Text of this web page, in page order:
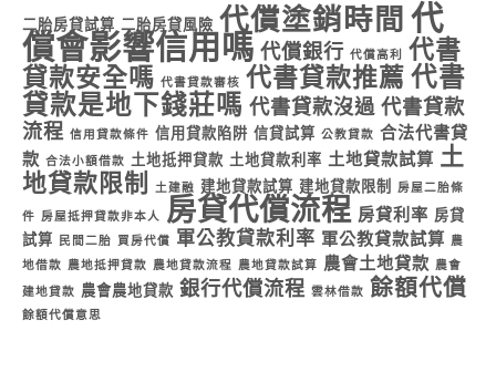
二胎房貸試算 二胎房貸風險 代償塗銷時間 代
償會影響信用嗎 代償銀行 代償高利
代書
貸款安全嗎 代書貸款審核 代書貸款推薦 代書
貸款是地下錢莊嗎 代書貸款沒過 代書貸款
流程 信用貸款條件 信用貸款陷阱 信貸試算 公教貸款 合法代書貸
款 合法小額借款 土地抵押貸款 土地貸款利率 土地貸款試算 土
地貸款限制
土建融 建地貸款試算 建地貸款限制 房屋二胎條
件 房屋抵押貸款非本人 房貸代償流程 房貸利率 房貸
試算
民間二胎 買房代償 軍公教貸款利率 軍公教貸款試算
農
地借款
農地抵押貸款 農地貸款流程 農地貸款試算 農會土地貸款 農會
建地貸款 農會農地貸款 銀行代償流程 雲林借款 餘額代償
餘額代償意思